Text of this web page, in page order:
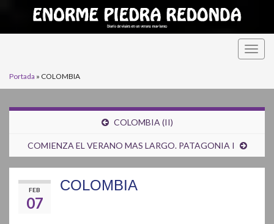
Portada » COLOMBIA
COLOMBIA (II)
COMIENZA EL VERANO MAS LARGO. PATAGONIA I
FEB
07
COLOMBIA